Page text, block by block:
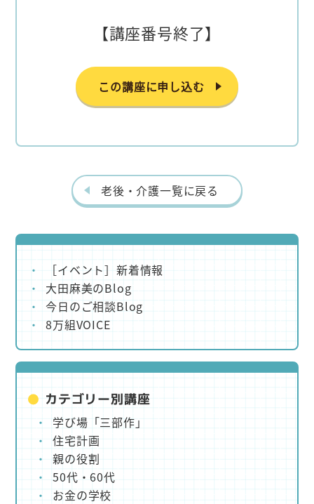
【講座番号終了】
この講座に申し込む
老後・介護一覧に戻る
［イベント］新着情報
大田麻美のBlog
今日のご相談Blog
8万組VOICE
カテゴリー別講座
学び場「三部作」
住宅計画
親の役割
50代・60代
お金の学校